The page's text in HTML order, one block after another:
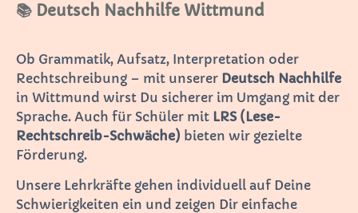
📚 Deutsch Nachhilfe Wittmund
Ob Grammatik, Aufsatz, Interpretation oder
Rechtschreibung – mit unserer Deutsch Nachhilfe
in Wittmund wirst Du sicherer im Umgang mit der
Sprache. Auch für Schüler mit LRS (Lese-
Rechtschreib-Schwäche) bieten wir gezielte
Förderung.
Unsere Lehrkräfte gehen individuell auf Deine
Schwierigkeiten ein und zeigen Dir einfache